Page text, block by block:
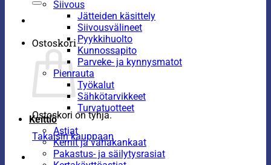
Ostoskori
Ostoskori on tyhjä.
Takaisin kauppaan
Siivous
Jätteiden käsittely
Siivousvälineet
Pyykkihuolto
Kunnossapito
Parveke- ja kynnysmatot
Pienrauta
Työkalut
Sähkötarvikkeet
Turvatuotteet
Keittiö
Astiat
Kernit ja vahakankaat
Pakastus- ja säilytysrasiat